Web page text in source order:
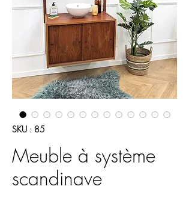
SKU : 85
Meuble à système
scandinave